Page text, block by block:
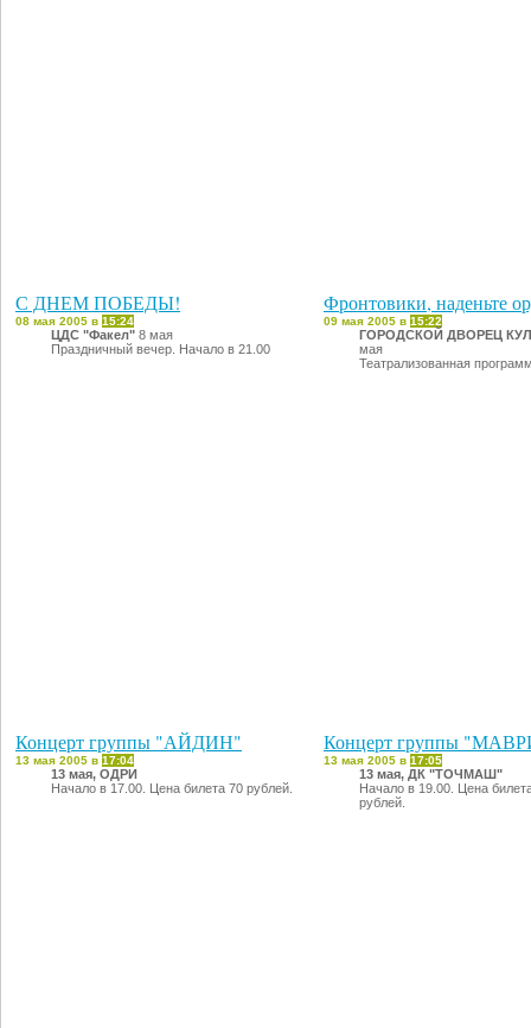
С ДНЕМ ПОБЕДЫ!
08 мая 2005 в 15:24
ЦДС "Факел" 8 мая
Праздничный вечер. Начало в 21.00
Фронтовики, наденьте
09 мая 2005 в 15:22
ГОРОДСКОЙ ДВОРЕЦ
мая
Театрализованная
Концерт группы "АЙДИН"
13 мая 2005 в 17:04
13 мая, ОДРИ
Начало в 17.00. Цена билета 70 рублей.
Концерт группы
13 мая 2005 в 17:05
13 мая, ДК "ТОЧМАШ"
Начало в 19.00. Цена
рублей.